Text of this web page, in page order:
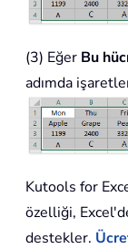
(3) Eğer Bu
adımda
Kutools for
özelliği,
destekler.